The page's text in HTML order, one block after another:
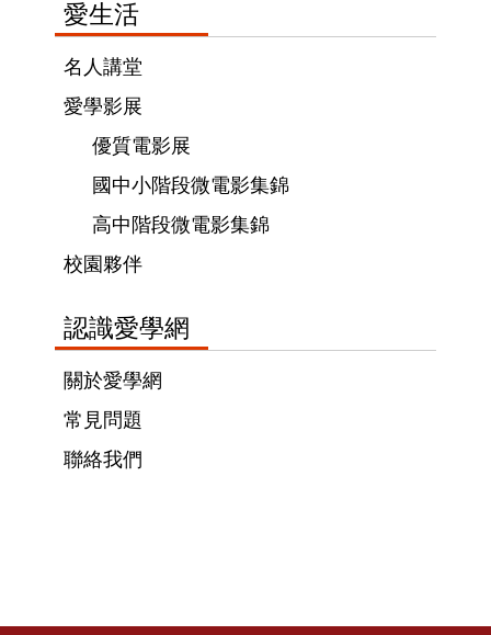
愛生活
名人講堂
愛學影展
優質電影展
國中小階段微電影集錦
高中階段微電影集錦
校園夥伴
認識愛學網
關於愛學網
常見問題
聯絡我們